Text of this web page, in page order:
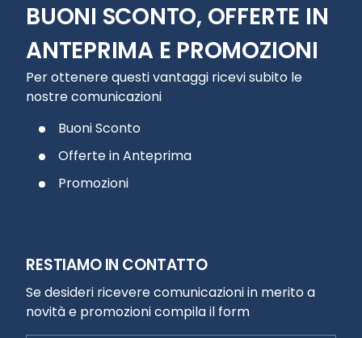
BUONI SCONTO, OFFERTE IN
ANTEPRIMA E PROMOZIONI
Per ottenere questi vantaggi ricevi subito le
nostre comunicazioni
Buoni Sconto
Offerte in Anteprima
Promozioni
RESTIAMO IN CONTATTO
Se desideri ricevere comunicazioni in merito a
novità e promozioni compila il form